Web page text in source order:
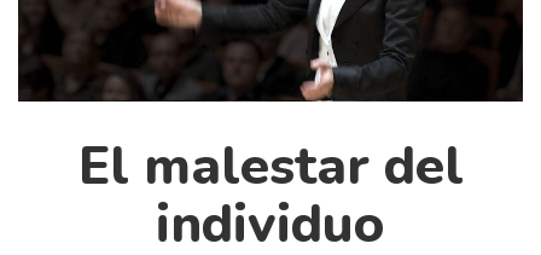
Cine y televisión
Ciudad
Cómics
Diccionario portátil de la literatura chilena
El malestar del
individuo